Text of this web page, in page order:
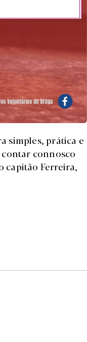
simples, prática e
contar connosco
capitão Ferreira,